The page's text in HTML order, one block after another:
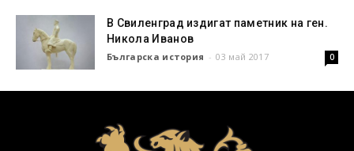
В Свиленград издигат паметник на ген.
Никола Иванов
Българска история - 03 май 2017 0